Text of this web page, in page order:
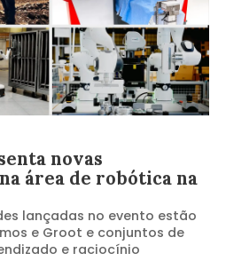
novas
área de robótica na
lançadas no evento estão
e Groot e conjuntos de
e raciocínio